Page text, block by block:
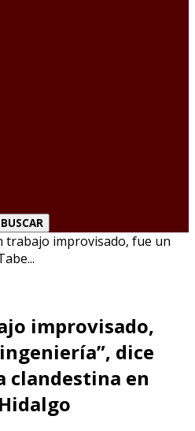
trabajo improvisado, fue un
improvisado,
dice
clandestina en